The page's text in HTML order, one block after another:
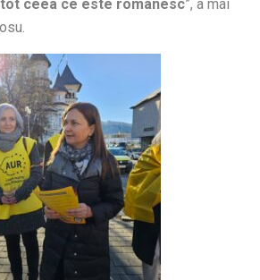
ceea ce este românesc”, a mai